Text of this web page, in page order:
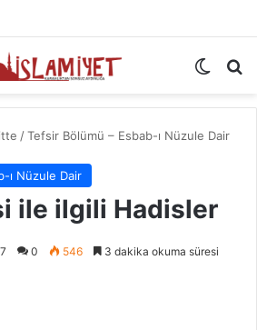
Fazileti
Dış
/Tefsir Bölümü – Esbab-ı Nüzule Dair
ı Nüzule Dair
ile ilgili Hadisler
0 546 3 dakika okuma süresi